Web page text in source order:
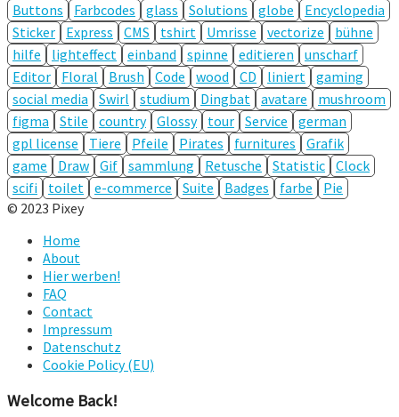
Buttons Farbcodes glass Solutions globe
Encyclopedia
Sticker
Express CMS tshirt Umrisse vectorize
bühne
hilfe
lighteffect einband spinne editieren
unscharf
Editor
Floral Brush Code wood CD liniert gaming
social media
Swirl studium Dingbat avatare
mushroom
figma
Stile country Glossy tour Service
german
gpl license
Tiere Pfeile Pirates furnitures
Grafik
game
Draw Gif sammlung Retusche Statistic Clock
scifi
toilet e-commerce Suite Badges farbe
Pie
© 2023 Pixey
Home
About
Hier werben!
FAQ
Contact
Impressum
Datenschutz
Cookie Policy (EU)
Welcome Back!